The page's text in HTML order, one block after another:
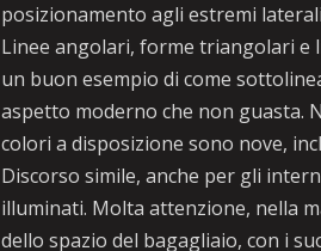
posizionamento agli estremi
Linee angolari, forme triangolari e
un buon esempio di come
aspetto moderno che non guasta.
colori a disposizione sono nove,
Discorso simile, anche per gli
illuminati. Molta attenzione, nella
dello spazio del bagagliaio, con i